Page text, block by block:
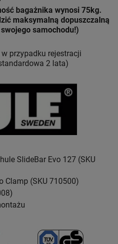
bagażnika wynosi 75kg.
maksymalną dopuszczalną
samochodu!)
przypadku rejestracji
2 lata)
SlideBar Evo 127 (SKU
Clamp (SKU 710500)